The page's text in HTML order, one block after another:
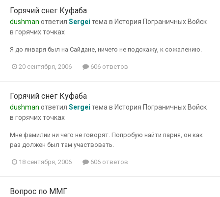
Горячий снег Куфаба
dushman ответил Sergei тема в История Пограничных Войск
в горячих точках
Я до января был на Сайдане, ничего не подскажу, к сожалению.
20 сентября, 2006 606 ответов
Горячий снег Куфаба
dushman ответил Sergei тема в История Пограничных Войск
в горячих точках
Мне фамилии ни чего не говорят. Попробую найти парня, он как
раз должен был там участвовать.
18 сентября, 2006 606 ответов
Вопрос по ММГ